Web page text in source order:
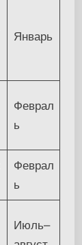
Январь
Феврал
ь
Феврал
ь
Июль–